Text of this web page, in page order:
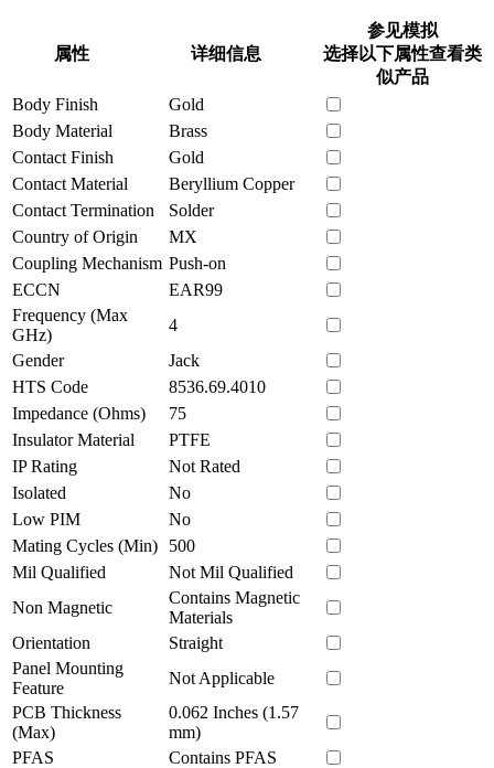
属性 详细信息
参见模拟
选择以下属性查看类
似产品
Body Finish
Gold
Body Material
Brass
Contact Finish
Gold
Contact Material
Beryllium Copper
Contact Termination
Solder
Country of Origin
MX
Coupling Mechanism Push-on
ECCN
EAR99
Frequency (Max
GHz)
4
Gender
Jack
HTS Code
8536.69.4010
Impedance (Ohms)
75
Insulator Material
PTFE
IP Rating
Not Rated
Isolated
No
Low PIM
No
Mating Cycles (Min)
500
Mil Qualified
Not Mil Qualified
Non Magnetic
Contains Magnetic
Materials
Orientation
Straight
Panel Mounting
Feature
Not Applicable
PCB Thickness
(Max)
0.062 Inches (1.57
mm)
PFAS
Contains PFAS